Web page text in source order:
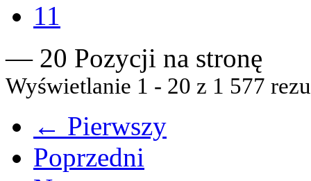
11
— 20 Pozycji na stronę
Wyświetlanie 1 - 20 z 1 577
← Pierwszy
Poprzedni